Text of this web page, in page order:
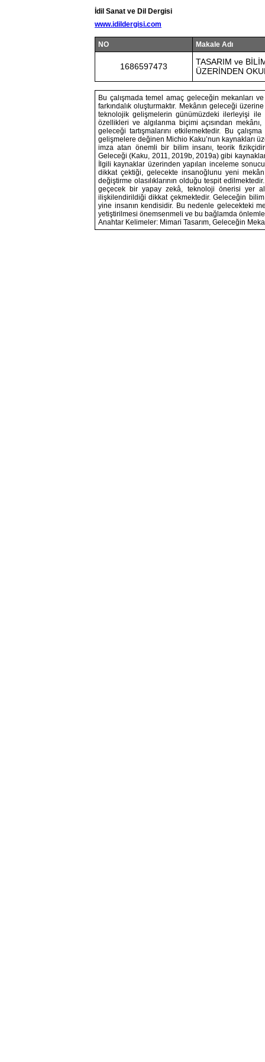
İdil Sanat ve Dil Dergisi
www.idildergisi.com
NO Makale Adı
1686597473
TASARIM ve
ÜZERİNDEN
Bu çalışmada temel amaç geleceğin mekanları
farkındalık oluşturmaktır. Mekânın geleceği
teknolojik gelişmelerin günümüzdeki ilerleyişi
özellikleri ve algılanma biçimi açısından
geleceği tartışmalarını etkilemektedir. Bu
gelişmelere değinen Michio Kaku’nun kaynakları
imza atan önemli bir bilim insanı, teorik
Geleceği (Kaku, 2011, 2019b, 2019a) gibi
İlgili kaynaklar üzerinden yapılan inceleme
dikkat çektiği, gelecekte insanoğlunu yeni
değiştirme olasılıklarının olduğu tespit
geçecek bir yapay zekâ, teknoloji önerisi yer
ilişkilendirildiği dikkat çekmektedir. Geleceğin
yine insanın kendisidir. Bu nedenle gelecekteki
yetiştirilmesi önemsenmeli ve bu bağlamda
Anahtar Kelimeler: Mimari Tasarım, Geleceğin